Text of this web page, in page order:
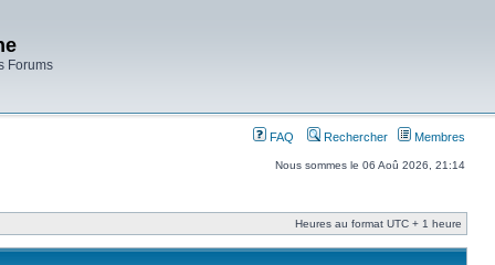
Forums
FAQ Rechercher Membres
Nous sommes le 06 Aoû 2026, 21:14
Heures au format UTC + 1 heure